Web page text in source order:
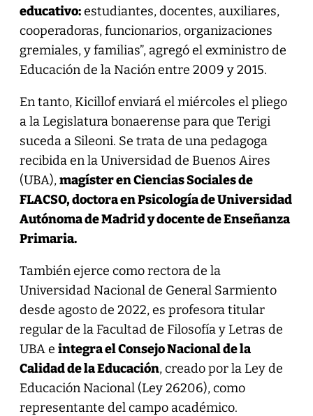
educativo:estudiantes, docentes, auxiliares,
cooperadoras, funcionarios, organizaciones
gremiales, y familias”, agregó el exministro de
Educación de la Nación entre 2009 y 2015.
En tanto, Kicillof enviará el miércoles el pliego
a la Legislatura bonaerense para que Terigi
suceda a Sileoni. Se trata de una pedagoga
recibida en la Universidad de Buenos Aires
(UBA),magíster en Ciencias Sociales de
FLACSO, doctora en Psicología de Universidad
Autónoma de Madrid y docente de Enseñanza
Primaria.
También ejerce como rectora de la
Universidad Nacional de General Sarmiento
desde agosto de 2022, es profesora titular
regular de la Facultad de Filosofía y Letras de
UBA e integra el Consejo Nacional de la
Calidad de la Educación, creado por la Ley de
Educación Nacional (Ley 26206), como
representante del campo académico.